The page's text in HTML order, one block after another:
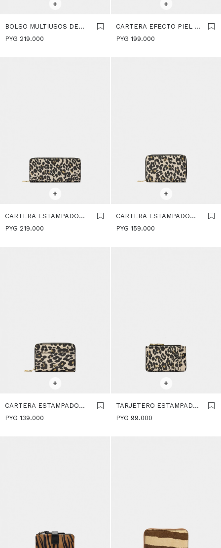
+
BOLSO MULTIUSOS DE
NYLON ESTAMPADA -
PYG 219.000
+
CARTERA EFECTO PIEL -
MULTICOLOR
PYG 199.000
+
CARTERA ESTAMPADO
ANIMAL L - MULTICOLOR
PYG 219.000
+
CARTERA ESTAMPADO
ANIMAL S - MULTICOLOR
PYG 159.000
+
CARTERA ESTAMPADO
ANIMAL XS - MULTICOLOR
PYG 139.000
+
TARJETERO ESTAMPADO
ANIMAL - MULTICOLOR
PYG 99.000